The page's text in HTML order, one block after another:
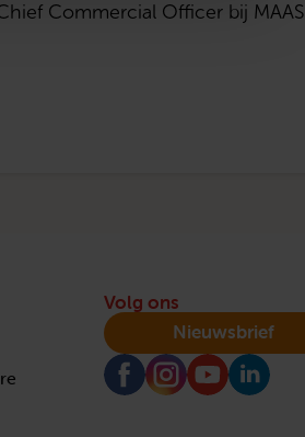
Commercial Officer bij MAAS
Volg ons
Nieuwsbrief